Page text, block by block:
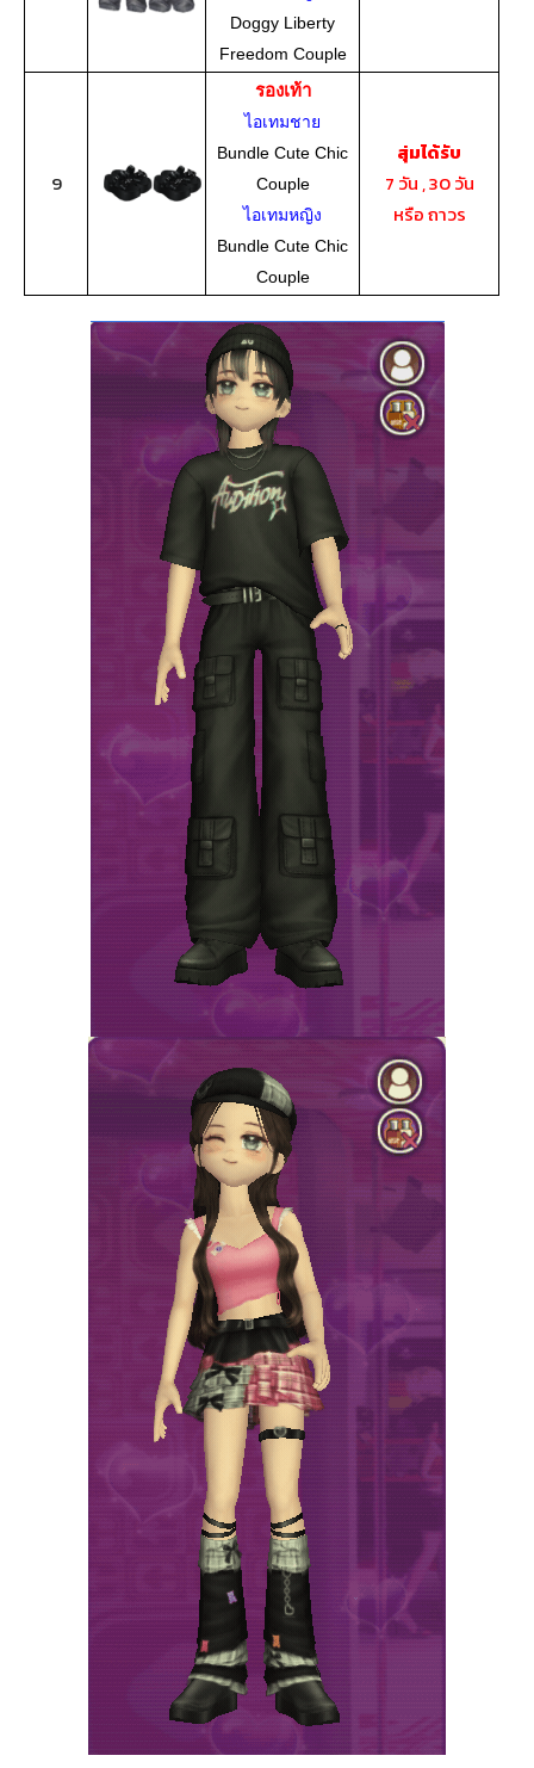
Doggy Liberty
Freedom Couple
9
รองเท้า
ไอเทมชาย
Bundle Cute Chic
Couple
ไอเทมหญิง
Bundle Cute Chic
Couple
สุ่มได้รับ
7 วัน , 30 วัน
หรือ ถาวร